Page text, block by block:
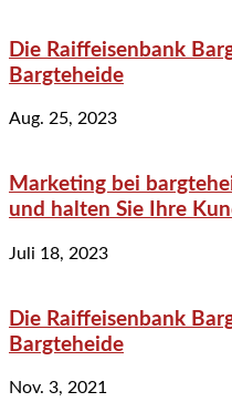
Die Raiffeisenbank
Bargteheide
Aug. 25, 2023
Marketing bei
und halten Sie Ihre
Juli 18, 2023
Die Raiffeisenbank
Bargteheide
Nov. 3, 2021